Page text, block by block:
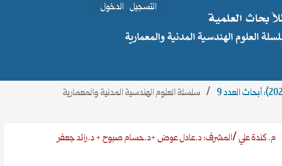
التسجيل الدخول
/ سلسلة العلوم الهندسية المدنية والمعمارية
م. كندة علي /المشرف: د.عادل عوض +د.حسام صبوح + د.رائد جعفر